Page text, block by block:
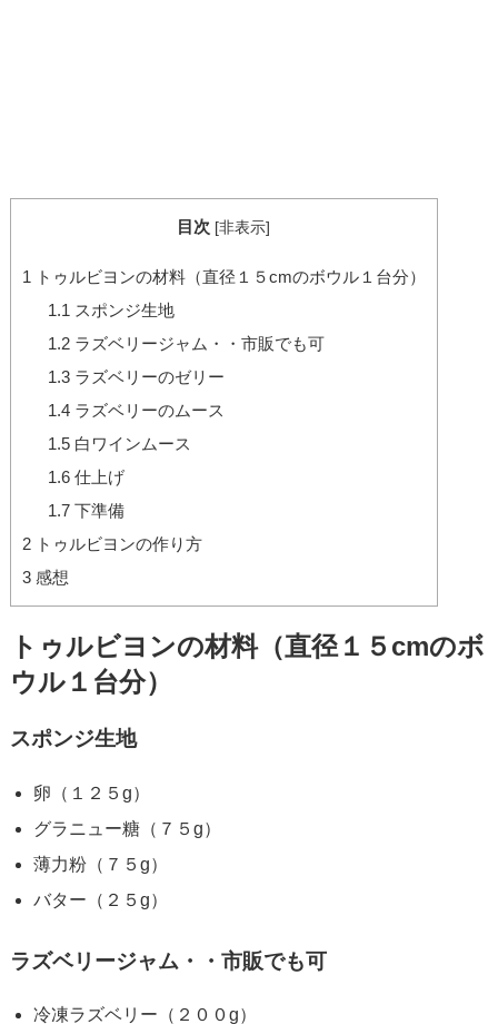
目次 [非表示]
1 トゥルビヨンの材料（直径１５cmのボウル１台分）
1.1 スポンジ生地
1.2ラズベリージャム・・市販でも可
1.3ラズベリーのゼリー
1.4ラズベリーのムース
1.5白ワインムース
1.6仕上げ
1.7下準備
2トゥルビヨンの作り方
3感想
トゥルビヨンの材料（直径１５cmのボ
ウル１台分）
スポンジ生地
卵（１２５g）
グラニュー糖（７５g）
薄力粉（７５g）
バター（２５g）
ラズベリージャム・・市販でも可
冷凍ラズベリー（２００g）